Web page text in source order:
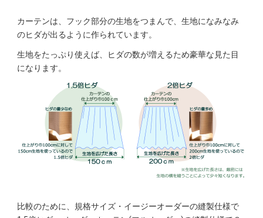
カーテンは、フック部分の生地をつまんで、生地になみなみ
のヒダが出るように作られています。
生地をたっぷり使えば、ヒダの数が増えるため豪華な見た目
になります。
比較のために、規格サイズ・イージーオーダーの縫製仕様で